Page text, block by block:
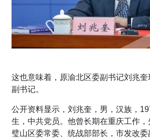
这也意味着，原渝北区委副书记刘兆
副书记。
公开资料显示，刘兆奎，男，汉族，
生，中共党员。他曾长期在重庆工作
璧山区委常委、统战部部长，市发改委